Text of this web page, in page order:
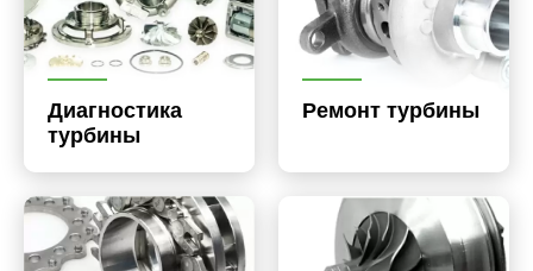
Диагностика
турбины
Ремонт турбины